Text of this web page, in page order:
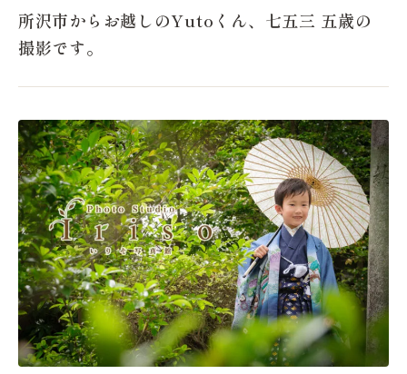
所沢市からお越しのYutoくん、七五三 五歳の
撮影です。